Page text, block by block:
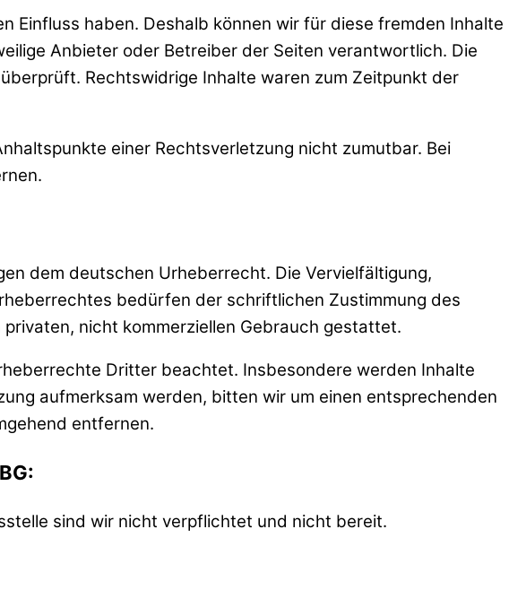
Einfluss haben. Deshalb können wir für diese fremden Inhalte
Anbieter oder Betreiber der Seiten verantwortlich. Die
Rechtswidrige Inhalte waren zum Zeitpunkt der
einer Rechtsverletzung nicht zumutbar. Bei
dem deutschen Urheberrecht. Die Vervielfältigung,
bedürfen der schriftlichen Zustimmung des
nicht kommerziellen Gebrauch gestattet.
Dritter beachtet. Insbesondere werden Inhalte
aufmerksam werden, bitten wir um einen entsprechenden
entfernen.
sind wir nicht verpflichtet und nicht bereit.